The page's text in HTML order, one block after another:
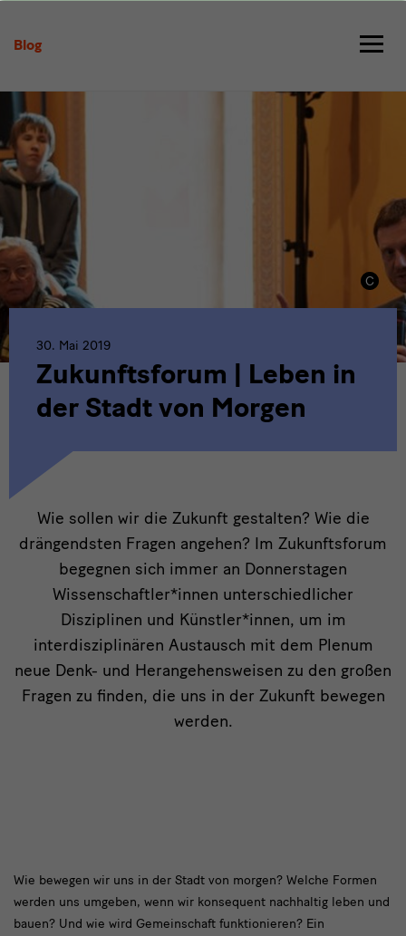
Blog
Leben
in
der
Stadt
von
Morgen
30. Mai 2019
Zukunftsforum | Leben in
der Stadt von Morgen
Intro
Wie sollen wir die Zukunft gestalten? Wie die
drängendsten Fragen angehen? Im Zukunftsforum
begegnen sich immer an Donnerstagen
Wissenschaftler*innen unterschiedlicher
Disziplinen und Künstler*innen, um im
interdisziplinären Austausch mit dem Plenum
neue Denk- und Herangehensweisen zu den großen
Fragen zu finden, die uns in der Zukunft bewegen
werden.
Einleitung
Wie bewegen wir uns in der Stadt von morgen? Welche Formen
werden uns umgeben, wenn wir konsequent nachhaltig leben und
bauen? Und wie wird Gemeinschaft funktionieren? Ein